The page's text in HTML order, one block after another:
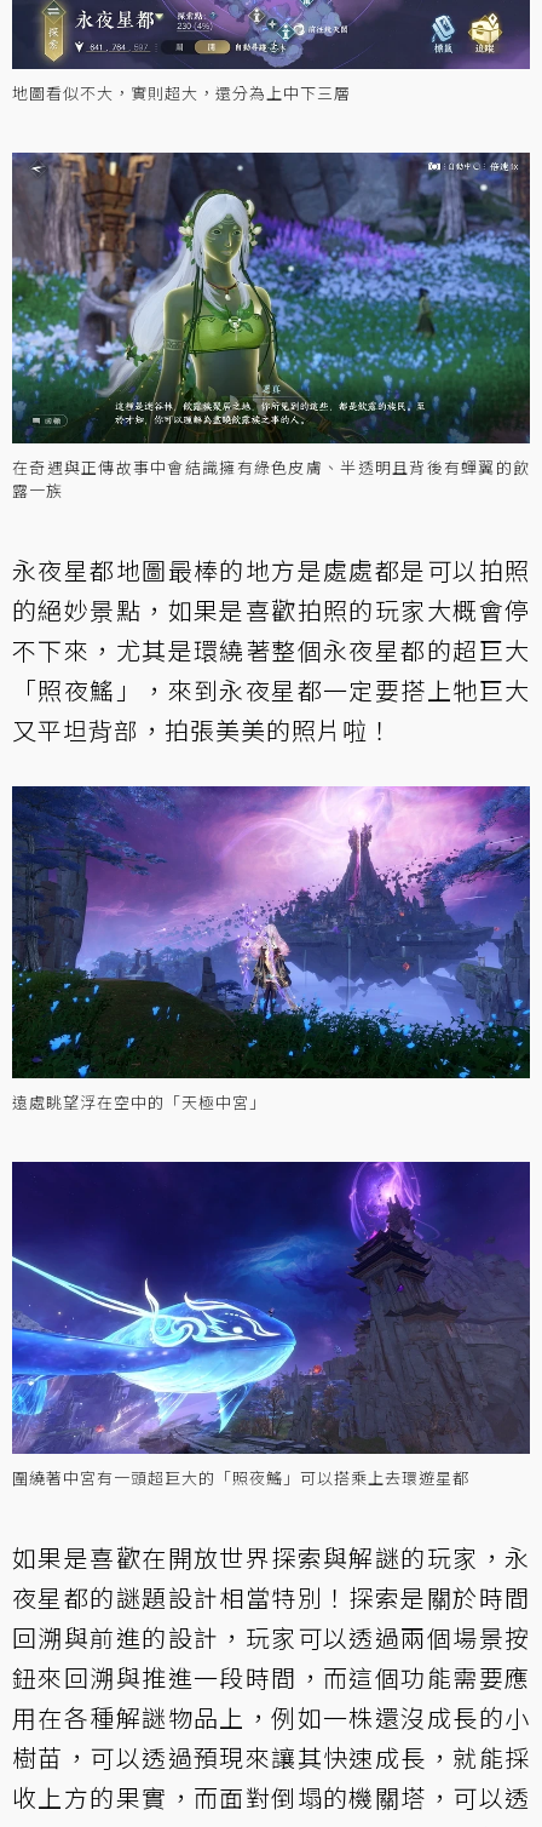
地圖看似不大，實則超大，還分為上中下三層
在奇遇與正傳故事中會結識擁有綠色皮膚、半透明且背後有蟬翼的飲
露一族
永夜星都地圖最棒的地方是處處都是可以拍照
的絕妙景點，如果是喜歡拍照的玩家大概會停
不下來，尤其是環繞著整個永夜星都的超巨大
「照夜鰩」，來到永夜星都一定要搭上牠巨大
又平坦背部，拍張美美的照片啦！
遠處眺望浮在空中的「天極中宮」
圍繞著中宮有一頭超巨大的「照夜鰩」可以搭乘上去環遊星都
如果是喜歡在開放世界探索與解謎的玩家，永
夜星都的謎題設計相當特別！探索是關於時間
回溯與前進的設計，玩家可以透過兩個場景按
鈕來回溯與推進一段時間，而這個功能需要應
用在各種解謎物品上，例如一株還沒成長的小
樹苗，可以透過預現來讓其快速成長，就能採
收上方的果實，而面對倒塌的機關塔，可以透